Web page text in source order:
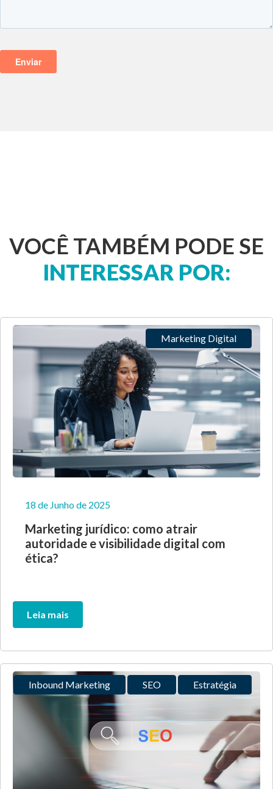
VOCÊ TAMBÉM PODE SE
INTERESSAR POR:
Marketing Digital
18 de Junho de 2025
Marketing jurídico: como atrair
autoridade e visibilidade digital com
ética?
Leia mais
Inbound Marketing SEO Estratégia